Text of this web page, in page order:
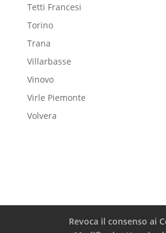
Tetti Francesi
Torino
Trana
Villarbasse
Vinovo
Virle Piemonte
Volvera
Revoca il consenso ai